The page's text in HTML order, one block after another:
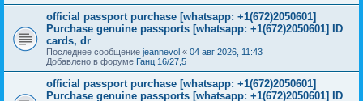
official passport purchase [whatsapp: +1(672)2050601]
Purchase genuine passports [whatsapp: +1(672)2050601] ID
cards, dr
Последнее сообщение jeannevol « 04 авг 2026, 11:43
Добавлено в форуме Ганц 16/27,5
official passport purchase [whatsapp: +1(672)2050601]
Purchase genuine passports [whatsapp: +1(672)2050601] ID